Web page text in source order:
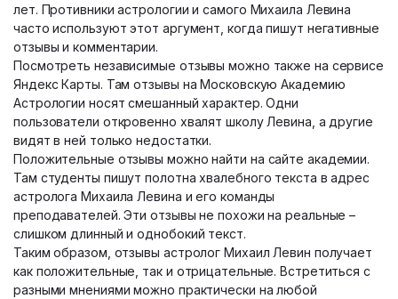
лет. Противники астрологии и самого Михаила Левина
часто используют этот аргумент, когда пишут негативные
отзывы и комментарии.
Посмотреть независимые отзывы можно также на сервисе
Яндекс Карты. Там отзывы на Московскую Академию
Астрологии носят смешанный характер. Одни
пользователи откровенно хвалят школу Левина, а другие
видят в ней только недостатки.
Положительные отзывы можно найти на сайте академии.
Там студенты пишут полотна хвалебного текста в адрес
астролога Михаила Левина и его команды
преподавателей. Эти отзывы не похожи на реальные –
слишком длинный и однобокий текст.
Таким образом, отзывы астролог Михаил Левин получает
как положительные, так и отрицательные. Встретиться с
разными мнениями можно практически на любой